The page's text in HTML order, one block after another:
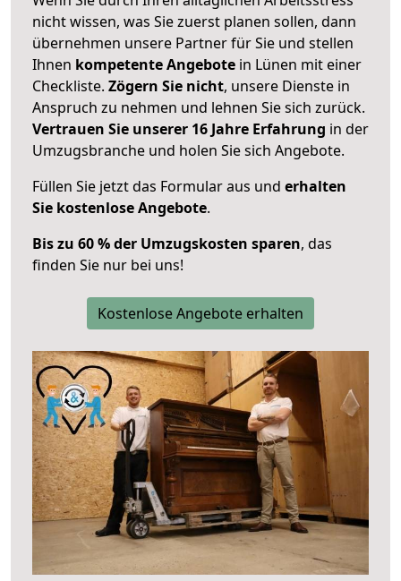
nicht wissen, was Sie zuerst planen sollen, dann
übernehmen unsere Partner für Sie und stellen
Ihnen kompetente Angebote in Lünen mit einer
Checkliste. Zögern Sie nicht, unsere Dienste in
Anspruch zu nehmen und lehnen Sie sich zurück.
Vertrauen Sie unserer 16 Jahre Erfahrung in der
Umzugsbranche und holen Sie sich Angebote.
Füllen Sie jetzt das Formular aus und erhalten
Sie kostenlose Angebote.
Bis zu 60 % der Umzugskosten sparen, das
finden Sie nur bei uns!
Kostenlose Angebote erhalten